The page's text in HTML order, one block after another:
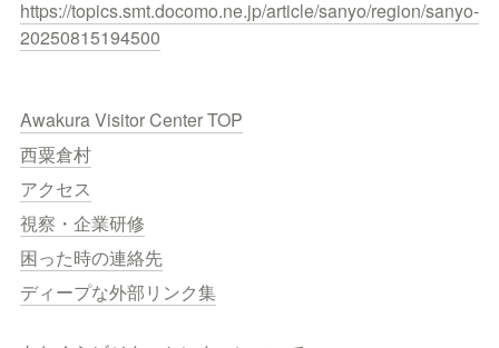
https://topics.smt.docomo.ne.jp/article/sanyo/region/sanyo-
20250815194500
Awakura Visitor Center TOP
西粟倉村
アクセス
視察・企業研修
困った時の連絡先
ディープな外部リンク集